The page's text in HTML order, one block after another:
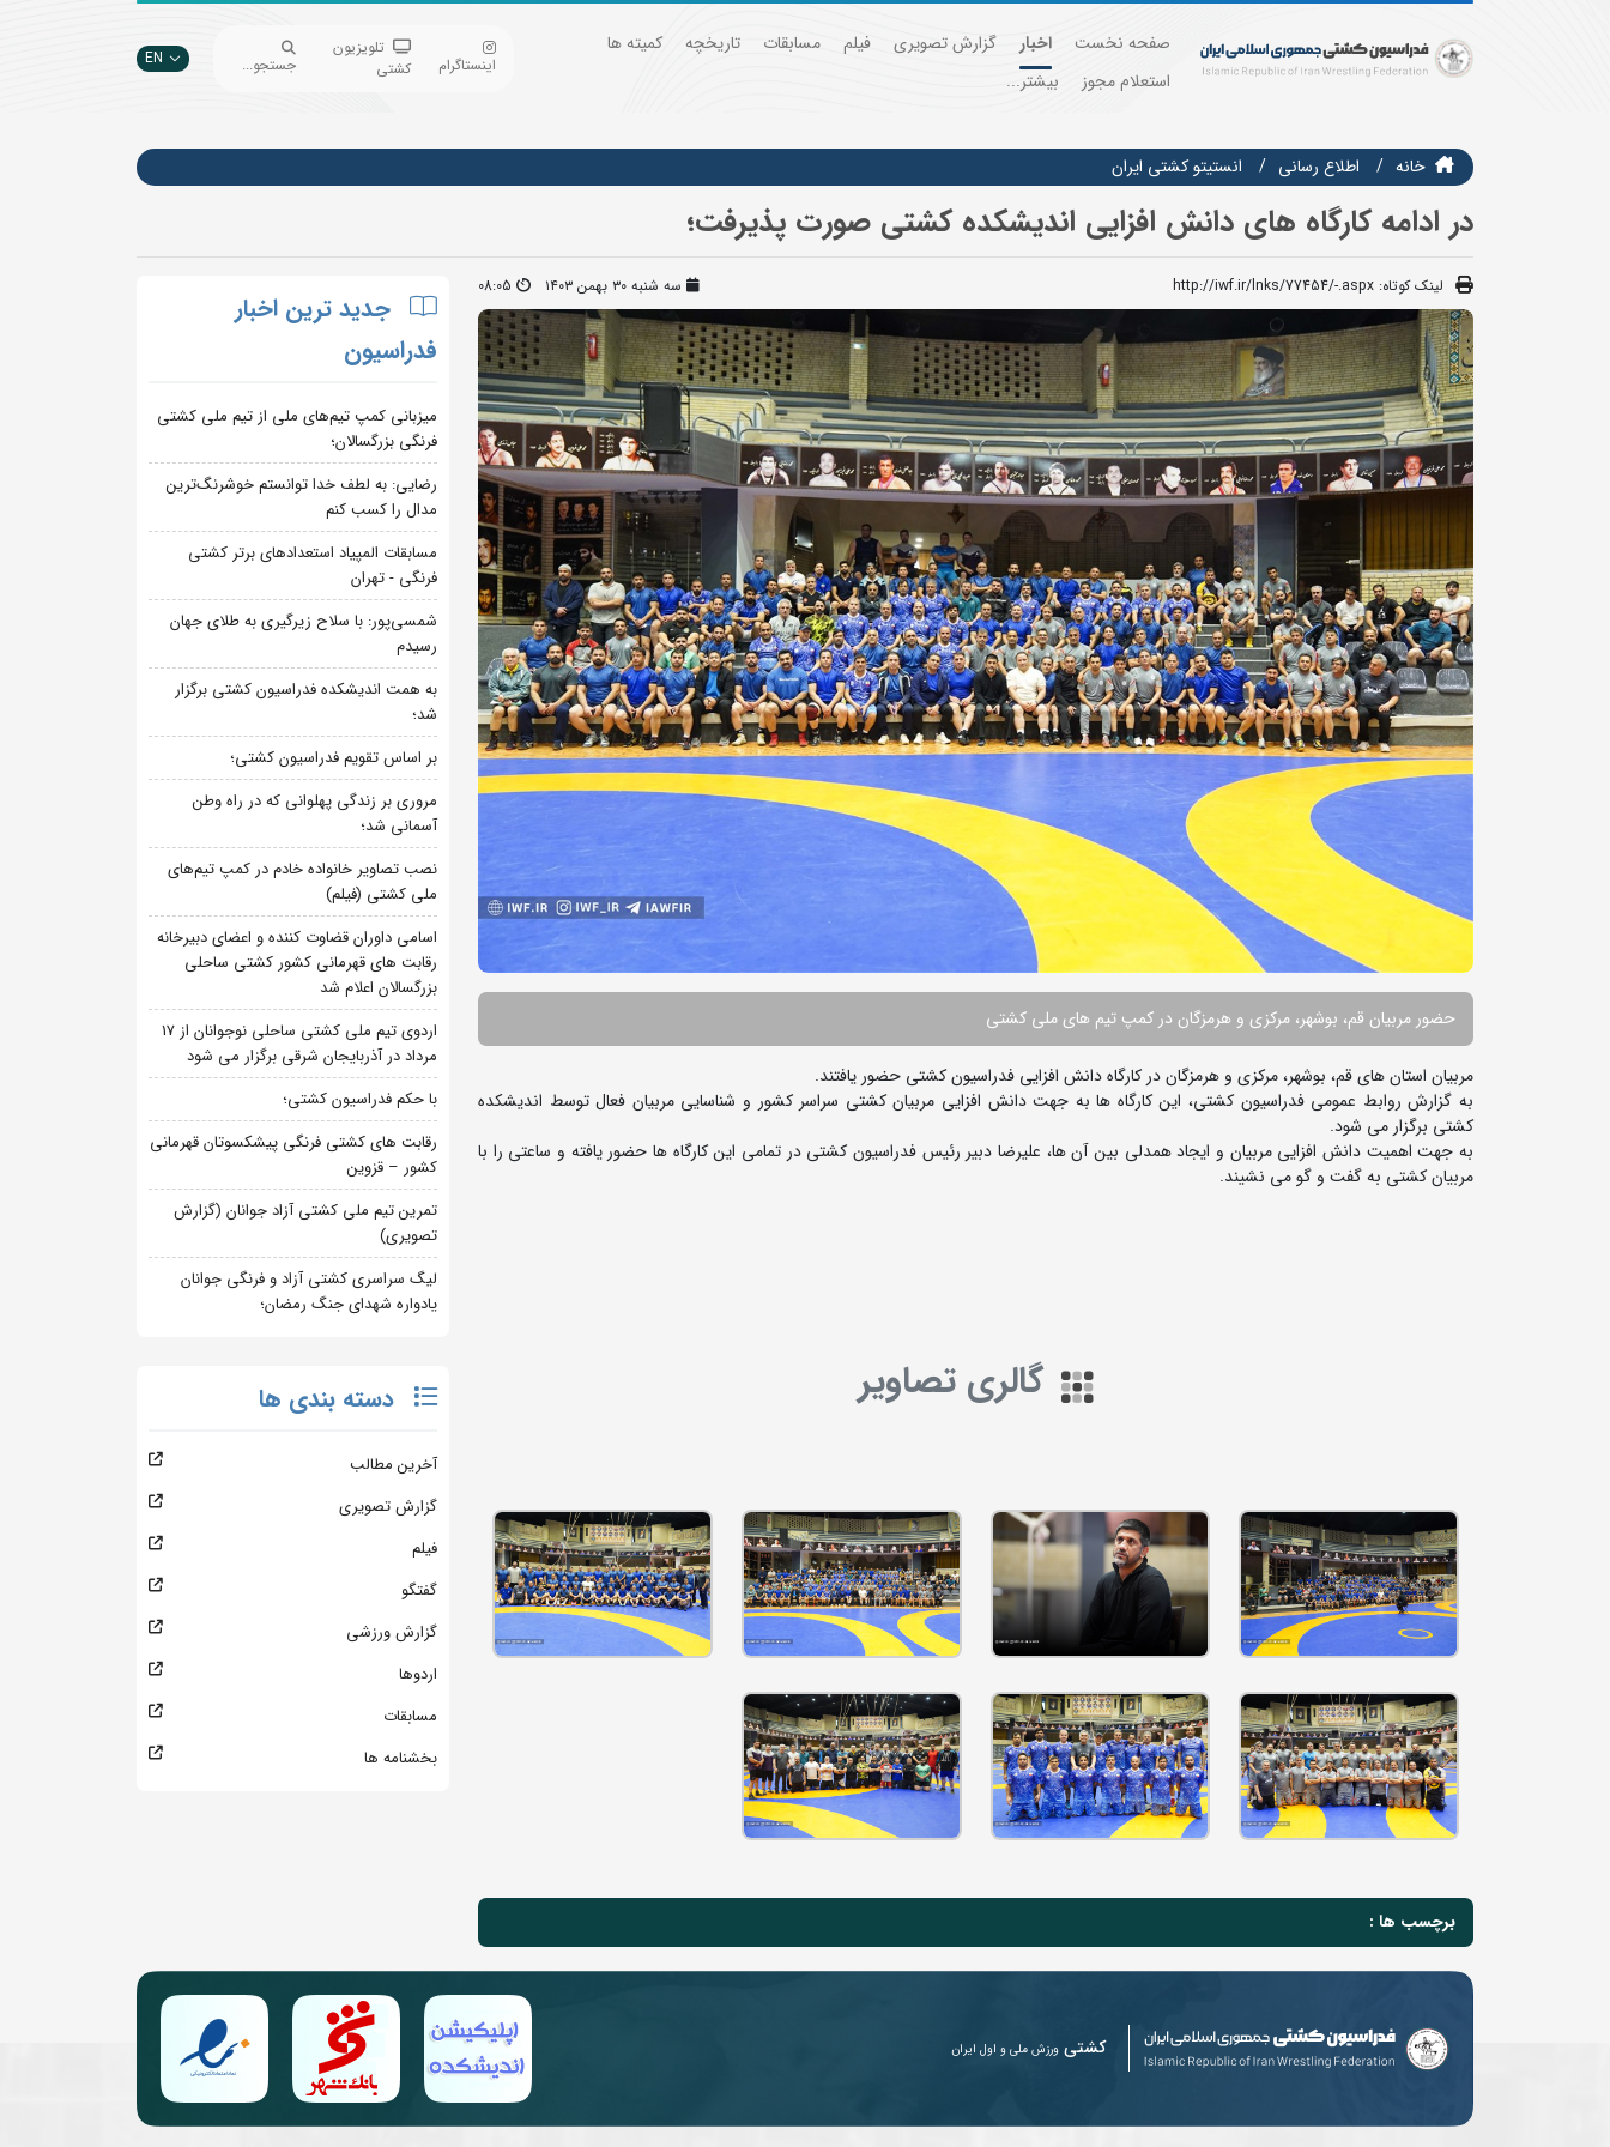
صفحه نخست اخبار گزارش تصویری فیلم مسابقات تاریخچه
کمیته ها
استعلام مجوز
بیشتر...
اینستاگرام
تلویزیون
کشتی
جستجو... EN
خانه اطلاع رسانی انستيتو كشتي ايران
در ادامه کارگاه های دانش افزایی اندیشکده کشتی صورت پذیرفت؛
لینک کوتاه: http://iwf.ir/lnks/77454/-.aspx سه شنبه ۳۰ بهمن ۱۴۰۳ 08:05
حضور مربیان قم، بوشهر، مرکزی و هرمزگان در کمپ تیم های ملی کشتی
مربیان استان های قم، بوشهر، مرکزی و هرمزگان در کارگاه دانش افزایی فدراسیون کشتی حضور یافتند.
به گزارش روابط عمومی فدراسیون کشتی، این کارگاه ها به جهت دانش افزایی مربیان کشتی سراسر کشور و شناسایی مربیان فعال توسط اندیشکده
کشتی برگزار می شود.
به جهت اهمیت دانش افزایی مربیان و ایجاد همدلی بین آن ها، علیرضا دبیر رئیس فدراسیون کشتی در تمامی این کارگاه ها حضور یافته و ساعتی را با
مربیان کشتی به گفت و گو می نشیند.
گالری تصاویر
برچسب ها :
جدید ترین اخبار
فدراسیون
میزبانی کمپ تیم‌های ملی از تیم ملی کشتی
فرنگی بزرگسالان؛
رضایی: به لطف خدا توانستم خوشرنگ‌ترین
مدال را کسب کنم
مسابقات المپیاد استعدادهای برتر کشتی
فرنگی - تهران
شمسی‌پور: با سلاح زیرگیری به طلای جهان
رسیدم
به همت اندیشکده فدراسیون کشتی برگزار
شد؛
بر اساس تقویم فدراسیون کشتی؛
مروری بر زندگی پهلوانی که در راه وطن
آسمانی شد؛
نصب تصاویر خانواده خادم در کمپ تیم‌های
ملی کشتی (فیلم)
اسامی داوران قضاوت کننده و اعضای دبیرخانه
رقابت های قهرمانی کشور کشتی ساحلی
بزرگسالان اعلام شد
اردوی تیم ملی کشتی ساحلی نوجوانان از 17
مرداد در آذربایجان شرقی برگزار می شود
با حکم فدراسیون کشتی؛
رقابت های کشتی فرنگی پیشکسوتان قهرمانی
کشور – قزوین
تمرین تیم ملی کشتی آزاد جوانان (گزارش
تصویری)
لیگ سراسری کشتی آزاد و فرنگی جوانان
یادواره شهدای جنگ رمضان؛
دسته بندی ها
آخرین مطالب
گزارش تصویری
فیلم
گفتگو
گزارش ورزشی
اردوها
مسابقات
بخشنامه ها
کشتی ورزش ملی و اول ایران